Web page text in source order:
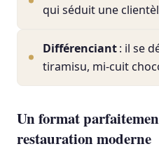
qui séduit une
Différenciant: il se
tiramisu, mi-cuit
Un format
restauration moderne